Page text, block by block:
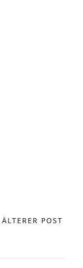
ÄLTERER POST